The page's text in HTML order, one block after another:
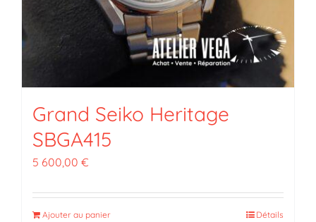
Grand Seiko Heritage
SBGA415
5 600,00 €
Ajouter au panier Détails